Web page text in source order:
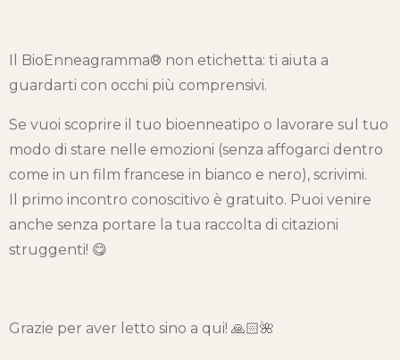
Il BioEnneagramma® non etichetta: ti aiuta a
guardarti con occhi più comprensivi.
Se vuoi scoprire il tuo bioenneatipo o lavorare sul tuo
modo di stare nelle emozioni (senza affogarci dentro
come in un film francese in bianco e nero), scrivimi.
Il primo incontro conoscitivo è gratuito. Puoi venire
anche senza portare la tua raccolta di citazioni
struggenti! 😋
Grazie per aver letto sino a qui! 🙏🏻🌺